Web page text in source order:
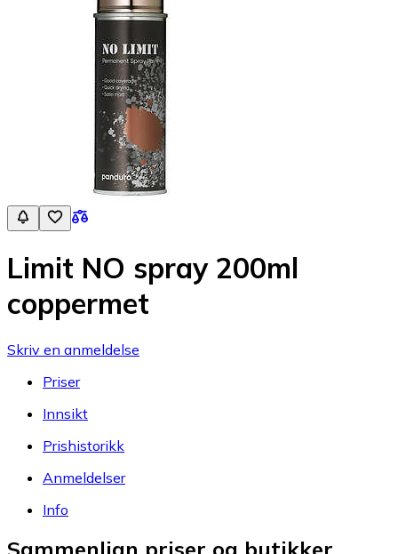
Limit NO spray 200ml
coppermet
Skriv en anmeldelse
Priser
Innsikt
Prishistorikk
Anmeldelser
Info